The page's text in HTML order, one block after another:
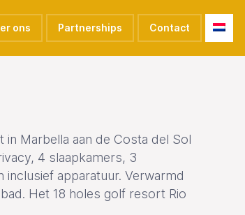
ons Partnerships Contact
Marbella aan de Costa del Sol
4 slaapkamers, 3
apparatuur. Verwarmd
Het 18 holes golf resort Rio